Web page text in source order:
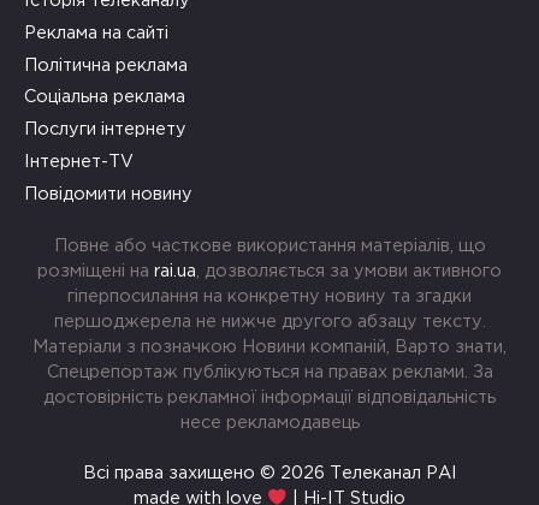
Реклама на сайті
Політична реклама
Соціальна реклама
Послуги інтернету
Інтернет-TV
Повідомити новину
Повне або часткове використання матеріалів, що
розміщені на rai.ua , дозволяється за умови активного
гіперпосилання на конкретну новину та згадки
першоджерела не нижче другого абзацу тексту.
Матеріали з позначкою Новини компаній, Варто знати,
Спецрепортаж публікуються на правах реклами. За
достовірність рекламної інформації відповідальність
несе рекламодавець
Всі права захищено © 2026 Телеканал РАІ
made with love
| Hi-IT Studio